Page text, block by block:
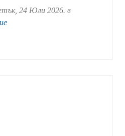
24 Юли 2026. в